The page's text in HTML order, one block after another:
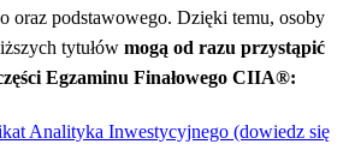
oraz podstawowego. Dzięki temu, osoby
tytułów mogą od razu przystąpić
Egzaminu Finałowego CIIA®:
Analityka Inwestycyjnego (dowiedz się